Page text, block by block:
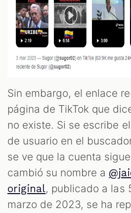
Sin embargo, el enlace
página de TikTok que
no existe. Si se escribe
de usuario en el
se ve que la cuenta
cambió su nombre a
original, publicado a las
marzo de 2023, se ha